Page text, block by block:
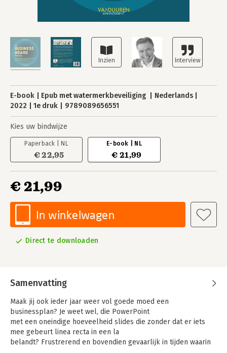
E-book Epub met watermerkbeveiliging
Nederlands
2022
1e druk 9789089656551
Kies uw bindwijze
Paperback | NL
€ 22,95
E-book | NL
€ 21,99
€ 21,99
In winkelwagen
Direct te downloaden
Samenvatting
Maak jij ook ieder jaar weer vol goede moed een
businessplan? Je weet wel, die PowerPoint
met een oneindige hoeveelheid slides die zonder dat er iets
mee gebeurt linea recta in een la
belandt? Frustrerend en bovendien gevaarlijk in tijden waarin